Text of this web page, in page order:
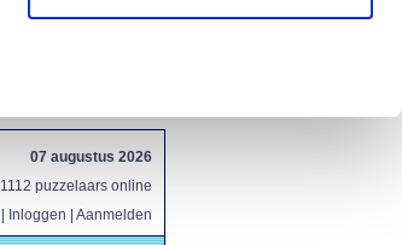
07 augustus 2026
1112 puzzelaars online
Inloggen Aanmelden